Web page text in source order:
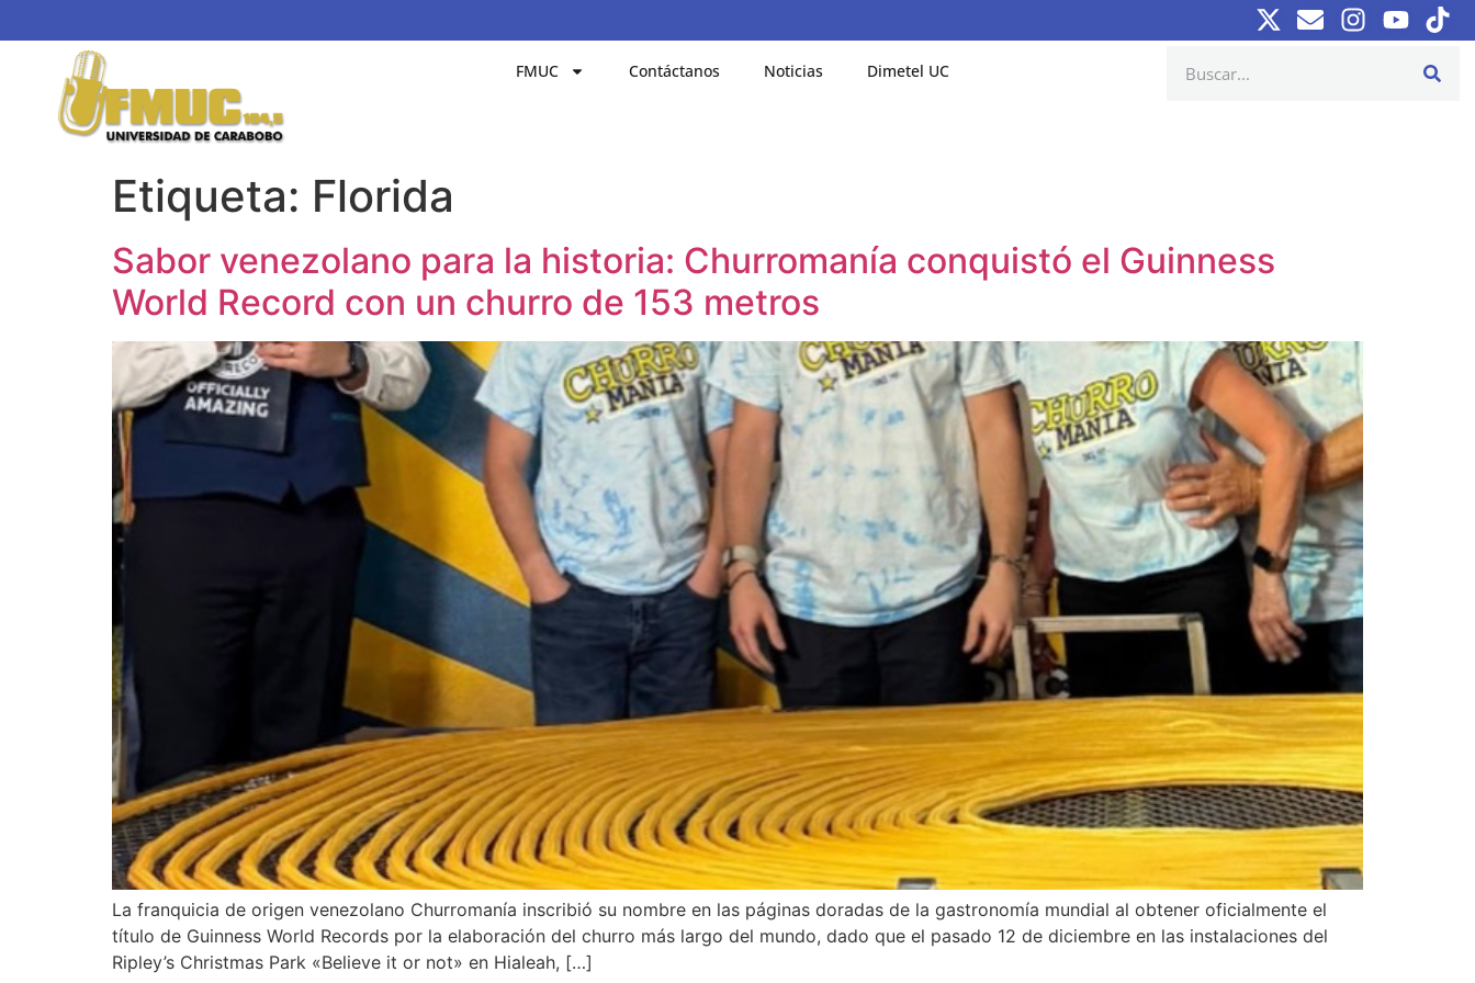
FMUC Contáctanos Noticias Dimetel UC
Etiqueta: Florida
Sabor venezolano para la historia: Churromanía conquistó el Guinness
World Record con un churro de 153 metros
La franquicia de origen venezolano Churromanía inscribió su nombre en las páginas doradas de la gastronomía mundial al obtener oficialmente el
título de Guinness World Records por la elaboración del churro más largo del mundo, dado que el pasado 12 de diciembre en las instalaciones del
Ripley’s Christmas Park «Believe it or not» en Hialeah, […]